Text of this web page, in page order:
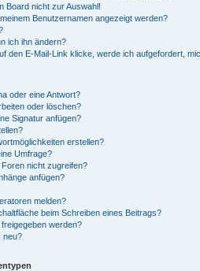
Board nicht zur Auswahl!
Benutzernamen angezeigt werden?
ich ihn ändern?
den E-Mail-Link klicke, werde ich aufgefordert,
oder eine Antwort?
oder löschen?
Signatur anfügen?
erstellen?
Umfrage?
nicht zugreifen?
anfügen?
melden?
beim Schreiben eines Beitrags?
werden?
neu?